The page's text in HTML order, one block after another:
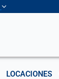
LOCACIONES